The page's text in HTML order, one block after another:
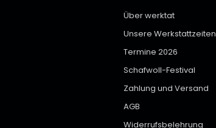
Über werktat
Unsere Werkstattzeiten
Termine 2026
Schafwoll-Festival
Zahlung und Versand
AGB
Widerrufsbelehrung